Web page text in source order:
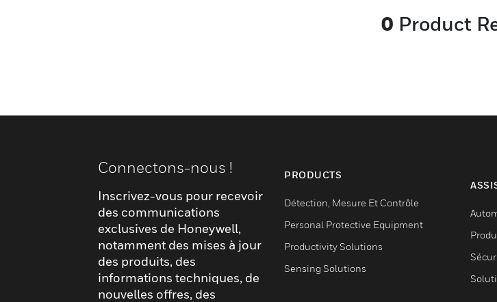
0 Product
Connectons-nous !
Inscrivez-vous pour recevoir
des communications
exclusives de Honeywell,
notamment des mises à jour
des produits, des
informations techniques, de
nouvelles offres, des
PRODUCTS
Détection, Mesure Et Contrôle
Personal Protective Equipment
Productivity Solutions
Sensing Solutions